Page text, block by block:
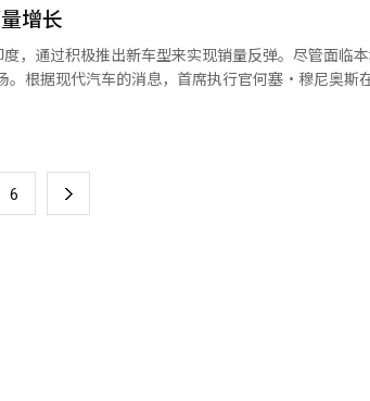
追求已验证的内容，观众也失去了走进影院的理由
第六代（D1c）DRAM的核心芯片，并在HBM4产品
三星电子被纳入下一代GPU“Vera Rubin”的HBM4供
黄仁勋直接提到与三星的合作，业内人士认为这
益不佳而传出分拆传闻，但李在镕选择维持并强化代
产订单，显示出供应链结构的变化。三星电子在内
度同时提升，三星在英伟达供应链中的影响力有望
增长
，通过积极推出新车型来实现销量反弹。尽管面临
。根据现代汽车的消息，首席执行官何塞·穆尼奥斯
量提升至127.65万辆，其中印度为83.25万辆，中国
车在中国的销量从2024年的18.1993万辆下降到去年
辆。未来五年，现代汽车计划在中国和印度推出46款
现代汽车将在中国推出20款新车型，并在印度投资50
6 下